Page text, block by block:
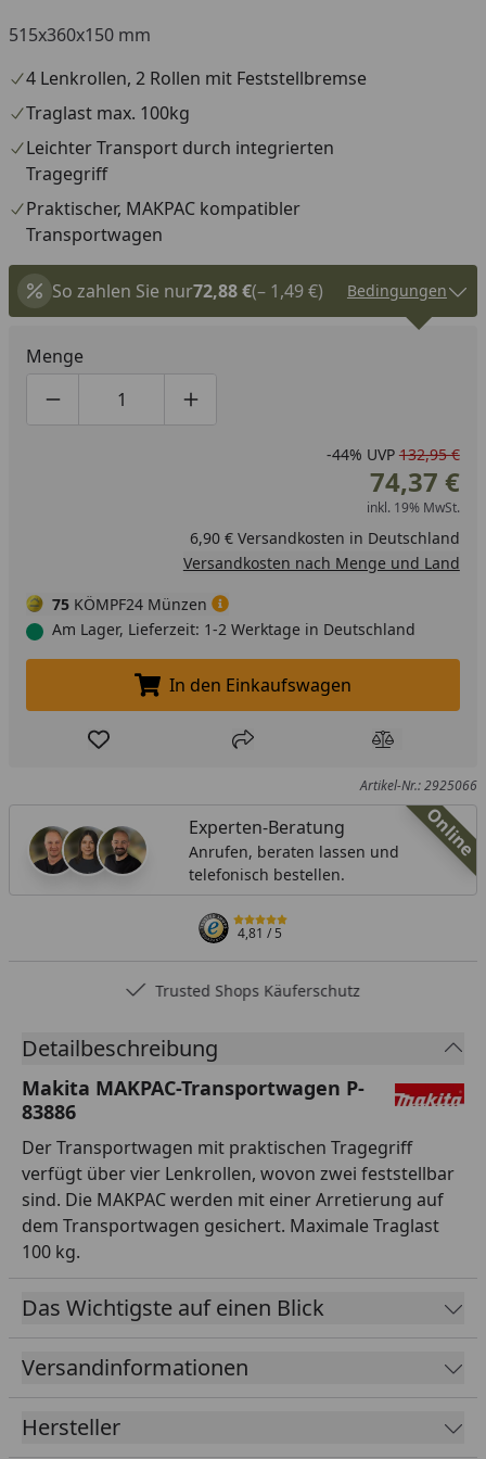
515x360x150 mm
4 Lenkrollen, 2 Rollen mit Feststellbremse
Traglast max. 100kg
Leichter Transport durch integrierten
Tragegriff
Praktischer, MAKPAC kompatibler
Transportwagen
So zahlen Sie nur72,88 €(– 1,49 €) Bedingungen
Menge
Produktmenge um eins verringern
Produktmenge manuell eingeben
Produktmenge um eins erhöhen
-44% UVP 132,95 €
74,37 €
inkl. 19% MwSt.
6,90 € Versandkosten in Deutschland
Versandkosten nach Menge und Land
75 KÖMPF24 Münzen
Am Lager, Lieferzeit: 1-2 Werktage in Deutschland
In den Einkaufswagen legen
In den Einkaufswagen
Produkt zur Wunschliste hinzufügen
Teilen Produkt
Artikel-Nr.: 2925066
Online
Experten-Beratung
Anrufen, beraten lassen und
telefonisch bestellen.
4,81/ 5
Trusted Shops Käuferschutz
Detailbeschreibung
Makita MAKPAC-Transportwagen P-
83886
Der Transportwagen mit praktischen Tragegriff
verfügt über vier Lenkrollen, wovon zwei feststellbar
sind. Die MAKPAC werden mit einer Arretierung auf
dem Transportwagen gesichert. Maximale Traglast
100 kg.
Das Wichtigste auf einen Blick
Versandinformationen
Hersteller